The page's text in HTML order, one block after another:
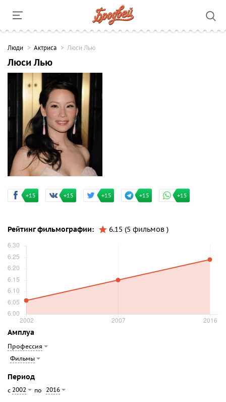
Люди Актриса Люси Лью
Люси Лью
+15 +15 +15 +15 +15
Рейтинг фильмографии: 6.15 (5 фильмов )
Амплуа
Профессия
Фильмы
Период
с 2002 по 2016